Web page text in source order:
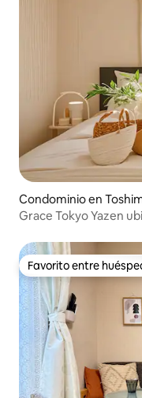
Condominio en
Grace Tokyo Yazen
viajes y negocios
Favorito entre
Favorito entre